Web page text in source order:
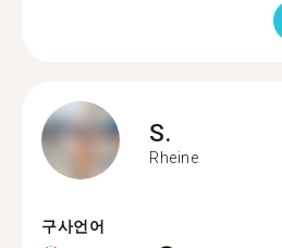
S.
Rheine
구사언어